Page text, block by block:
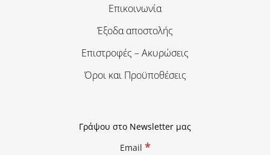
Επικοινωνία
Έξοδα αποστολής
Επιστροφές – Ακυρώσεις
Όροι και Προϋποθέσεις
Γράψου στο Newsletter μας
Email *